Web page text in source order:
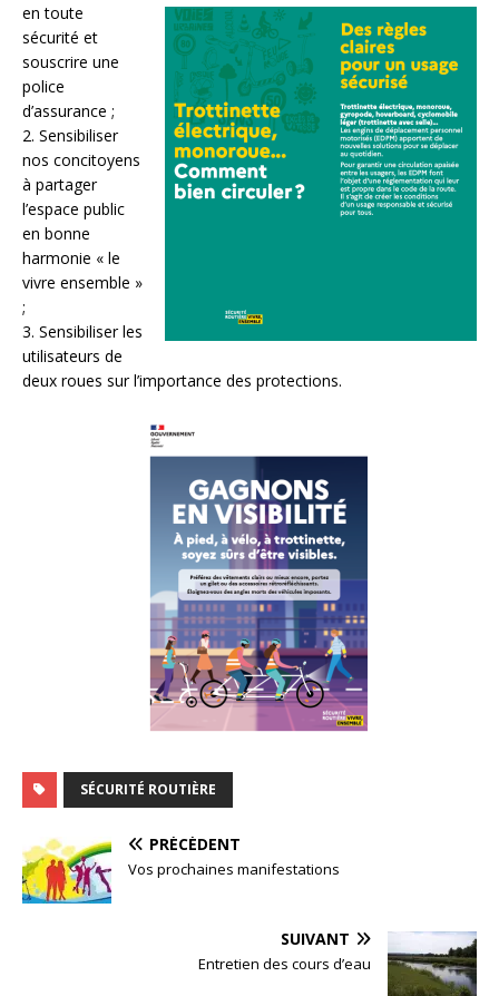
en toute
sécurité et
souscrire une
police
d’assurance ;
2. Sensibiliser
nos concitoyens
à partager
l’espace public
en bonne
harmonie « le
vivre ensemble »
;
3. Sensibiliser les
utilisateurs de
deux roues sur l’importance des protections.
SÉCURITÉ ROUTIÈRE
PRÉCÉDENT
Vos prochaines manifestations
SUIVANT
Entretien des cours d’eau